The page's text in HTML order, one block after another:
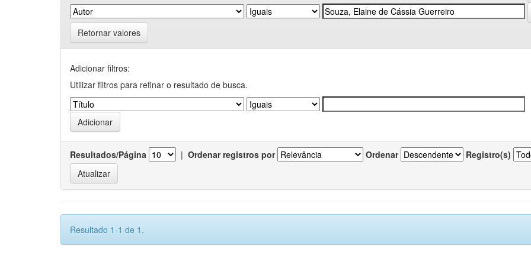
Retornar valores
Adicionar filtros:
Utilizar filtros para refinar o resultado de busca.
Resultados/Página | Ordenar registros por Ordenar Registro(s)
Resultado 1-1 de 1.